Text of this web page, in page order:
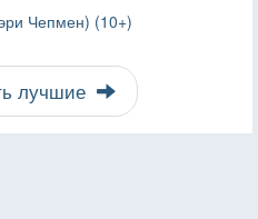
Чепмен) (10+)
лучшие